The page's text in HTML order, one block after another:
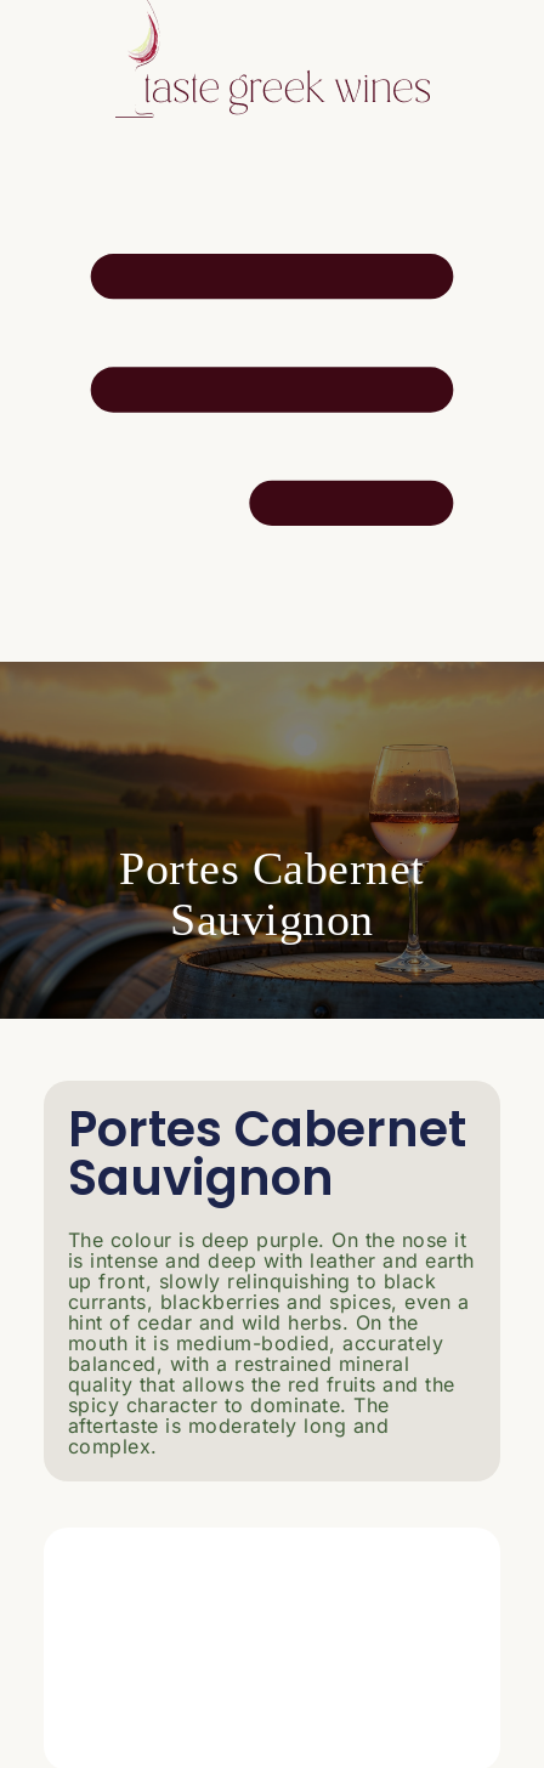
Portes Cabernet
Sauvignon
Portes Cabernet
Sauvignon
The colour is deep purple. On the nose it
is intense and deep with leather and earth
up front, slowly relinquishing to black
currants, blackberries and spices, even a
hint of cedar and wild herbs. On the
mouth it is medium-bodied, accurately
balanced, with a restrained mineral
quality that allows the red fruits and the
spicy character to dominate. The
aftertaste is moderately long and
complex.